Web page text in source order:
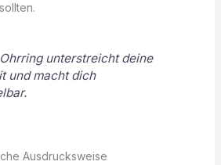
unterstreicht deine
und macht dich
Ausdrucksweise